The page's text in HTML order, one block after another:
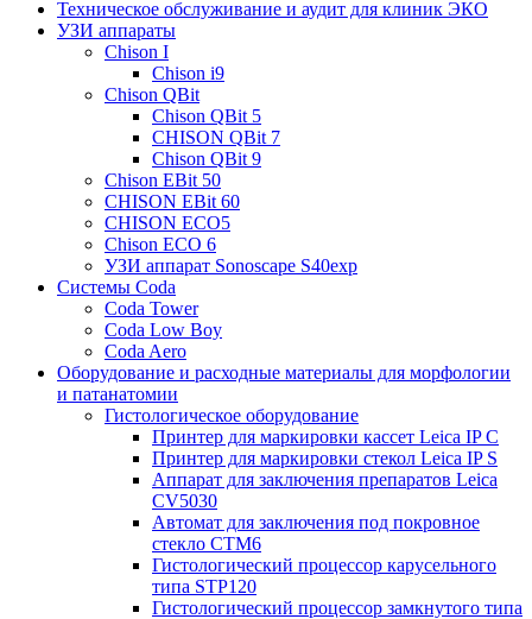
Техническое обслуживание и аудит для клиник ЭКО
УЗИ аппараты
Chison I
Chison i9
Chison QBit
Chison QBit 5
CHISON QBit 7
Chison QBit 9
Chison EBit 50
CHISON EBit 60
CHISON ECO5
Chison ECO 6
УЗИ аппарат Sonoscape S40exp
Системы Coda
Coda Tower
Coda Low Boy
Coda Aero
Оборудование и расходные материалы для морфологии
и патанатомии
Гистологическое оборудование
Принтер для маркировки кассет Leica IP C
Принтер для маркировки стекол Leica IP S
Аппарат для заключения препаратов Leica
CV5030
Автомат для заключения под покровное
стекло CTM6
Гистологический процессор карусельного
типа STP120
Гистологический процессор замкнутого типа